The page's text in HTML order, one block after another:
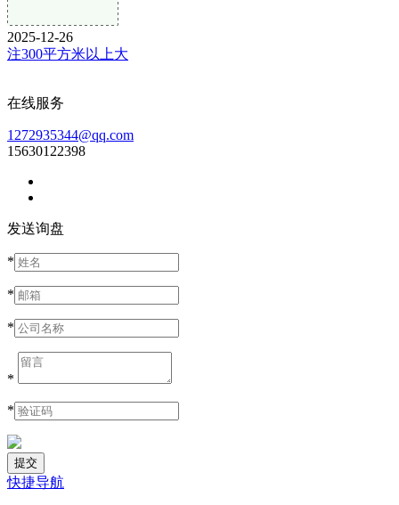
2025-12-26
注300平方米以上大
在线服务
1272935344@qq.com
15630122398
发送询盘
*
*
*
*
*
快捷导航